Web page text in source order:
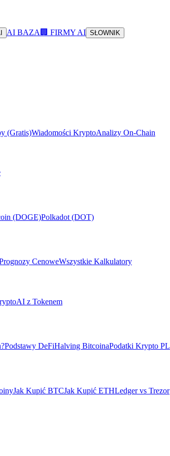
AI BAZA 🏢 FIRMY AI SŁOWNIK
(Gratis)Wiadomości KryptoAnalizy On-Chain
(DOGE)Polkadot (DOT)
CenoweWszystkie Kalkulatory
AI z Tokenem
Podstawy DeFiHalving BitcoinaPodatki Krypto PL
Jak Kupić BTCJak Kupić ETHLedger vs Trezor